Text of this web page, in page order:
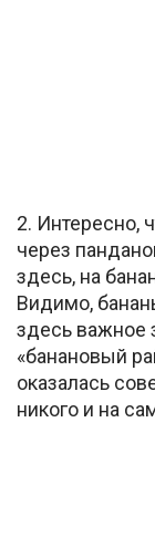
2. Интересно,
через
здесь, на
Видимо,
здесь важное
«банановый
оказалась
никого и на